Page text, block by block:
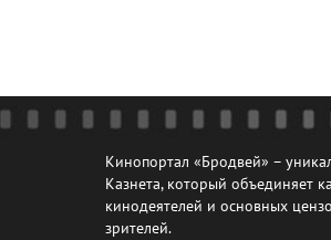
Кинопортал «Бродвей» –
Казнета, который объединяет
кинодеятелей и основных
зрителей.